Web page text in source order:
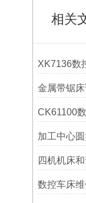
相关
金属带锯
数控车床维